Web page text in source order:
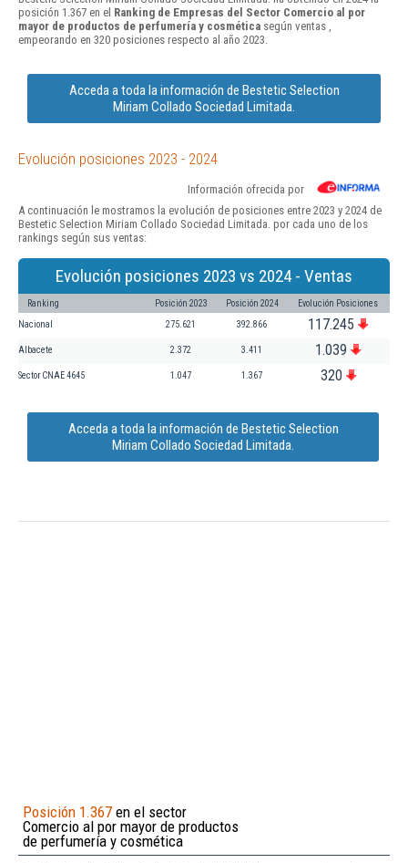
posición 1.367 en el Ranking de Empresas del Sector Comercio al por
mayor de productos de perfumería y cosmética según ventas ,
empeorando en 320 posiciones respecto al año 2023.
Acceda a toda la información de Bestetic Selection
Miriam Collado Sociedad Limitada.
Evolución posiciones 2023 - 2024
Información ofrecida por
A continuación le mostramos la evolución de posiciones entre 2023 y 2024 de
Bestetic Selection Miriam Collado Sociedad Limitada. por cada uno de los
rankings según sus ventas:
Evolución posiciones 2023 vs 2024 - Ventas
Ranking Posición 2023 Posición 2024 Evolución Posiciones
Nacional 275.621 392.866 117.245
Albacete 2.372 3.411 1.039
Sector CNAE 4645 1.047 1.367 320
Acceda a toda la información de Bestetic Selection
Miriam Collado Sociedad Limitada.
Posición 1.367 en el sector
Comercio al por mayor de productos
de perfumería y cosmética